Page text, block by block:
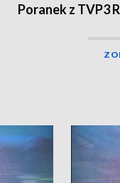
Poranek z TVP3